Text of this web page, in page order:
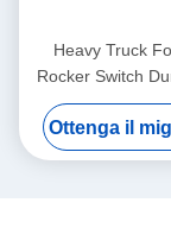
Heavy Truck
Rocker Switch
Parts